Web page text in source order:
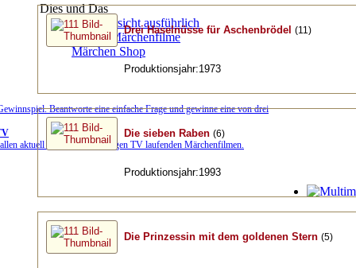
Dies und Das
TV-Übersicht ausführlich
Top 50 Märchenfilme
Märchen Shop
Beantworte eine einfache Frage und gewinne eine von drei
aktuell im deutschsprachigen TV laufenden Märchenfilmen.
Drei Haselnüsse für Aschenbrödel (11)
Produktionsjahr:1973
Die sieben Raben (6)
Produktionsjahr:1993
Die Prinzessin mit dem goldenen Stern (5)